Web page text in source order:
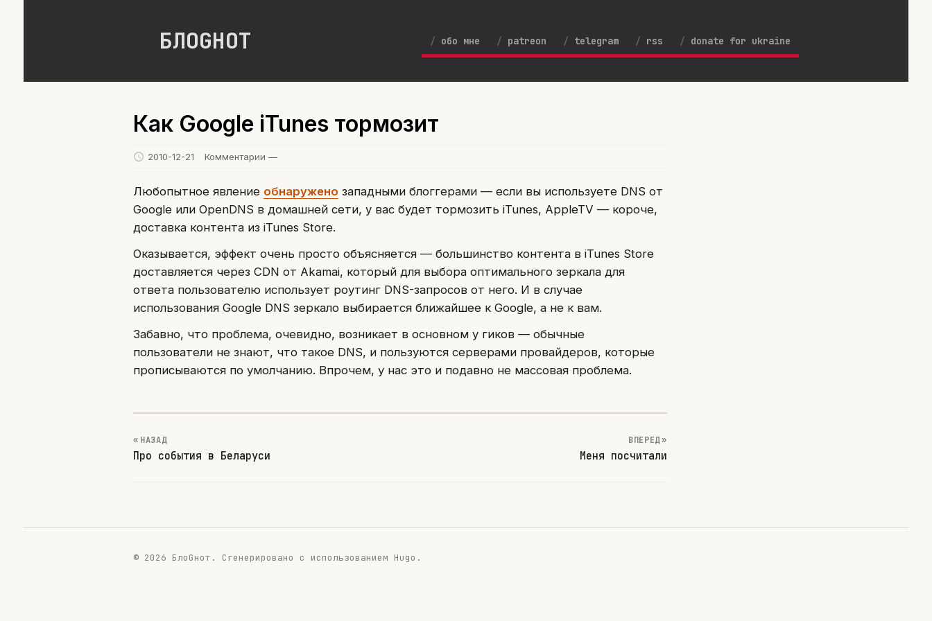
БЛОGНОТ обо мне patreon telegram rss donate for ukraine
Как Google iTunes тормозит
2010-12-21 Комментарии —
Любопытное явление обнаружено западными блоггерами — если вы используете DNS от
Google или OpenDNS в домашней сети, у вас будет тормозить iTunes, AppleTV — короче,
доставка контента из iTunes Store.
Оказывается, эффект очень просто объясняется — большинство контента в iTunes Store
доставляется через CDN от Akamai, который для выбора оптимального зеркала для
ответа пользователю использует роутинг DNS-запросов от него. И в случае
использования Google DNS зеркало выбирается ближайшее к Google, а не к вам.
Забавно, что проблема, очевидно, возникает в основном у гиков — обычные
пользователи не знают, что такое DNS, и пользуются серверами провайдеров, которые
прописываются по умолчанию. Впрочем, у нас это и подавно не массовая проблема.
« НАЗАД
Про события в Беларуси
ВПЕРЕД »
Меня посчитали
© 2026 БлоGнот. Сгенерировано с использованием Hugo .